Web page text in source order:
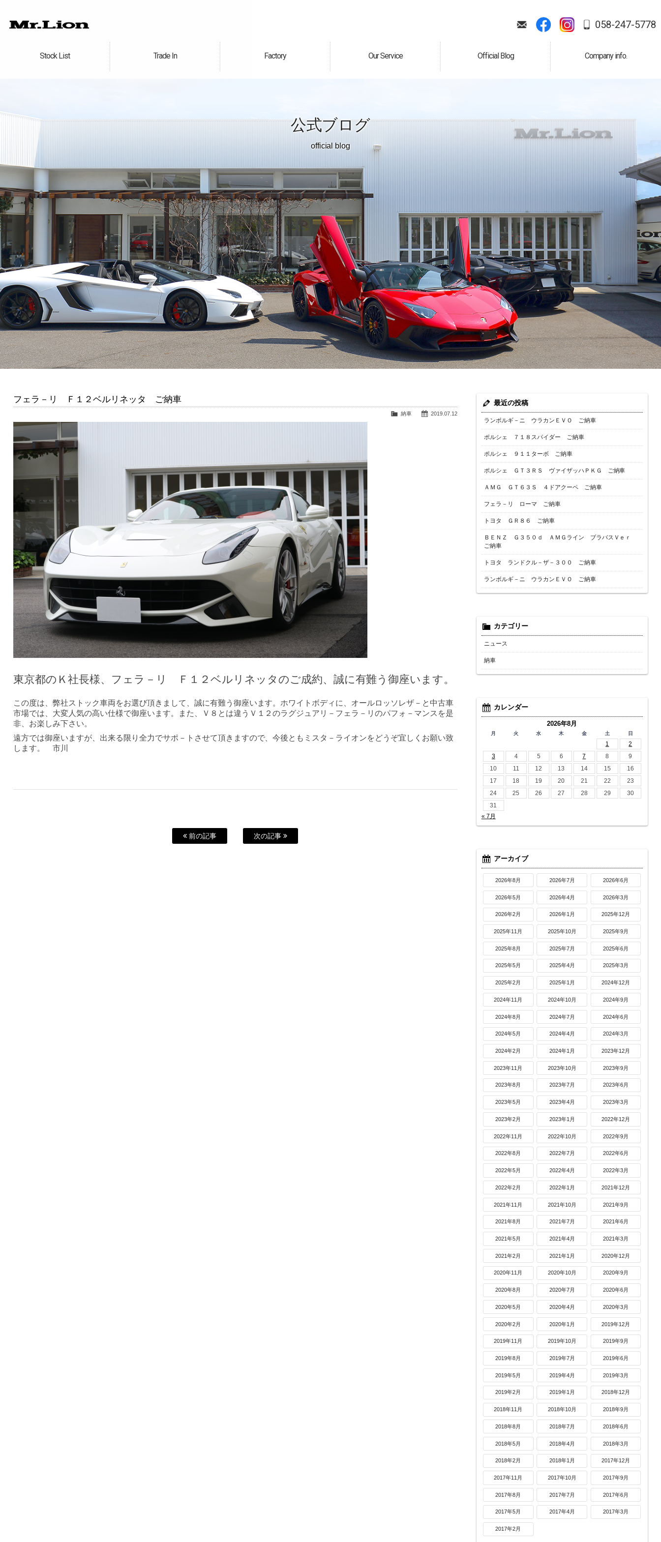
058-247-5778
Stock List
在庫車情報 Trade In
買取無料査定 Factory
自社工場 Our Service
サービス案内 Official Blog
公式ブログ Company info.
会社案内
公式ブログ
official blog
フェラ－リ Ｆ１２ベルリネッタ ご納車
2019.07.12
納車
東京都のＫ社長様、フェラ－リ Ｆ１２ベルリネッタのご成約、誠に有難う御座います。
この度は、弊社ストック車両をお選び頂きまして、誠に有難う御座います。ホワイトボディに、オールロッソレザ－と中古車
市場では、大変人気の高い仕様で御座います。また、Ｖ８とは違うＶ１２のラグジュアリ－フェラ－リのパフォ－マンスを是
非、お楽しみ下さい。
遠方では御座いますが、出来る限り全力でサポ－トさせて頂きますので、今後ともミスタ－ライオンをどうぞ宜しくお願い致
します。 市川
前の記事 次の記事
最近の投稿
ランボルギ－ニ ウラカンＥＶＯ ご納車
ポルシェ ７１８スパイダー ご納車
ポルシェ ９１１ターボ ご納車
ポルシェ ＧＴ３ＲＳ ヴァイザッハＰＫＧ ご納車
ＡＭＧ ＧＴ６３Ｓ ４ドアクーペ ご納車
フェラ－リ ローマ ご納車
トヨタ ＧＲ８６ ご納車
ＢＥＮＺ Ｇ３５０ｄ ＡＭＧライン ブラバスＶｅｒ
ご納車
トヨタ ランドクル－ザ－３００ ご納車
ランボルギ－ニ ウラカンＥＶＯ ご納車
カテゴリー
ニュース
納車
カレンダー
2026年8月
月 火 水 木 金 土 日
1
2
3
4 5 6 7 8
9
10
11 12 13 14 15
16
17
18 19 20 21 22
23
24
25 26 27 28 29
30
31
« 7月
アーカイブ
2026年8月 2026年7月 2026年6月
2026年5月 2026年4月 2026年3月
2026年2月 2026年1月 2025年12月
2025年11月 2025年10月 2025年9月
2025年8月 2025年7月 2025年6月
2025年5月 2025年4月 2025年3月
2025年2月 2025年1月 2024年12月
2024年11月 2024年10月 2024年9月
2024年8月 2024年7月 2024年6月
2024年5月 2024年4月 2024年3月
2024年2月 2024年1月 2023年12月
2023年11月 2023年10月 2023年9月
2023年8月 2023年7月 2023年6月
2023年5月 2023年4月 2023年3月
2023年2月 2023年1月 2022年12月
2022年11月 2022年10月 2022年9月
2022年8月 2022年7月 2022年6月
2022年5月 2022年4月 2022年3月
2022年2月 2022年1月 2021年12月
2021年11月 2021年10月 2021年9月
2021年8月 2021年7月 2021年6月
2021年5月 2021年4月 2021年3月
2021年2月 2021年1月 2020年12月
2020年11月 2020年10月 2020年9月
2020年8月 2020年7月 2020年6月
2020年5月 2020年4月 2020年3月
2020年2月 2020年1月 2019年12月
2019年11月 2019年10月 2019年9月
2019年8月 2019年7月 2019年6月
2019年5月 2019年4月 2019年3月
2019年2月 2019年1月 2018年12月
2018年11月 2018年10月 2018年9月
2018年8月 2018年7月 2018年6月
2018年5月 2018年4月 2018年3月
2018年2月 2018年1月 2017年12月
2017年11月 2017年10月 2017年9月
2017年8月 2017年7月 2017年6月
2017年5月 2017年4月 2017年3月
2017年2月